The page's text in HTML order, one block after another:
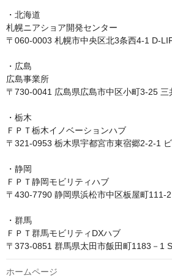
・北海道
札幌ニアショア開発センター
〒060-0003 札幌市中央区北3条西4-1 D-
・広島
広島事業所
〒730-0041 広島県広島市中区小町3-25 三
・栃木
ＦＰＴ栃木イノベーションハブ
〒321-0953 栃木県宇都宮市東宿郷2-2-1
・静岡
ＦＰＴ静岡モビリティハブ
〒430-7790 静岡県浜松市中区板屋町111-
・群馬
ＦＰＴ群馬モビリティDXハブ
ホームページ